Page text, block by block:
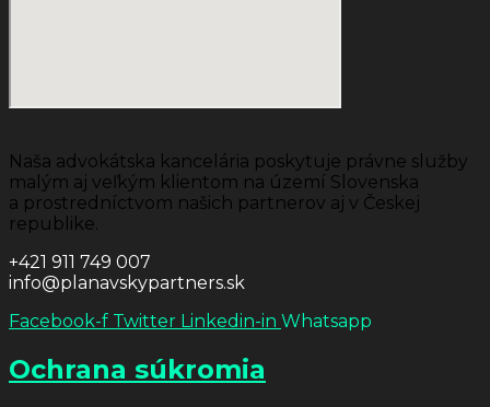
Naša advokátska kancelária poskytuje právne služby
malým aj veľkým klientom na území Slovenska
a prostredníctvom našich partnerov aj v Českej
republike.
+421 911 749 007
info@planavskypartners.sk
Facebook-f Twitter Linkedin-in Whatsapp
Ochrana súkromia